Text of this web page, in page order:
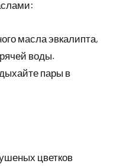
масла эвкалипта,
воды.
пары в
цветков